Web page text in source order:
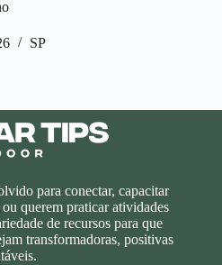
SP
para conectar, capacitar
querem praticar atividades
de recursos para que
transformadoras, positivas